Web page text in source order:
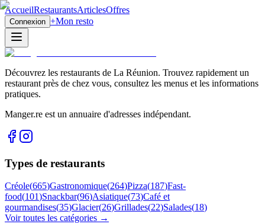
AccueilRestaurantsArticlesOffres
Connexion +Mon resto
Découvrez les restaurants de La Réunion. Trouvez rapidement un
restaurant près de chez vous, consultez les menus et les informations
pratiques.
Manger.re est un annuaire d'adresses indépendant.
Types de restaurants
Créole(665)Gastronomique(264)Pizza(187)Fast-
food(101)Snackbar(96)Asiatique(73)Café et
gourmandises(35)Glacier(26)Grillades(22)Salades(18)
Voir toutes les catégories →